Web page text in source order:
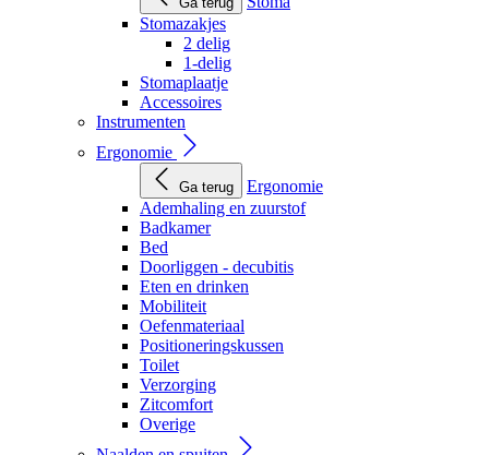
Stomazakjes
2 delig
1-delig
Stomaplaatje
Accessoires
Instrumenten
Ergonomie
Ga terug
Ergonomie
Ademhaling en zuurstof
Badkamer
Bed
Doorliggen - decubitis
Eten en drinken
Mobiliteit
Oefenmateriaal
Positioneringskussen
Toilet
Verzorging
Zitcomfort
Overige